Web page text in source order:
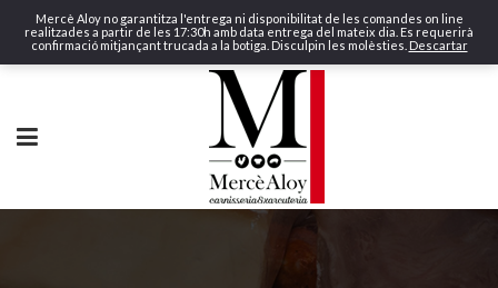
Mercè Aloy no garantitza l'entrega ni disponibilitat de les comandes on line
realitzades a partir de les 17:30h amb data entrega del mateix dia. Es requerirà
confirmació mitjançant trucada a la botiga. Disculpin les molèsties. Descartar